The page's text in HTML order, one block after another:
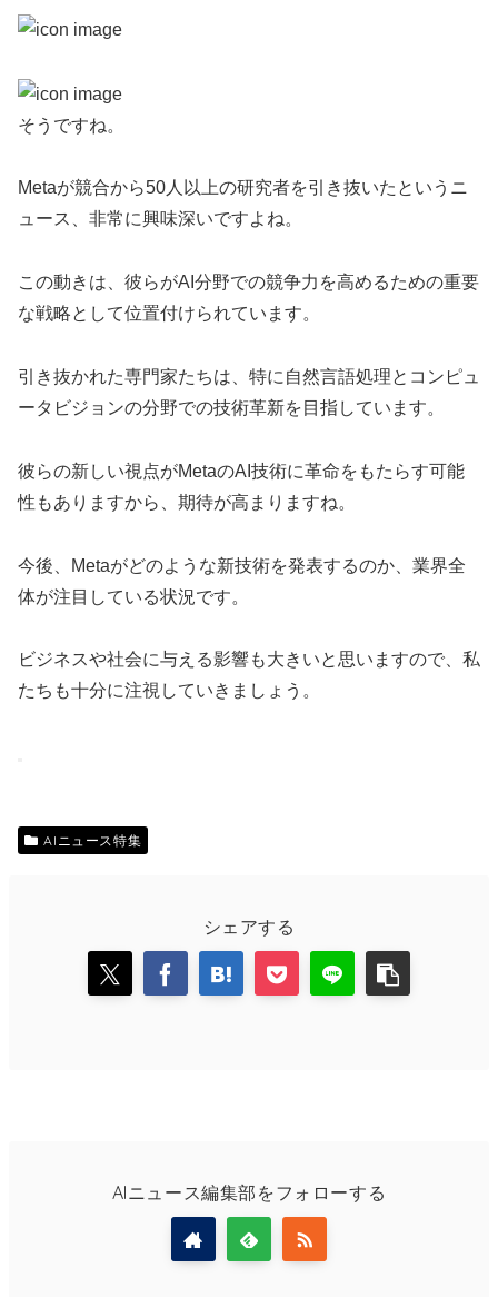
そうですね。
Metaが競合から50人以上の研究者を引き抜いたというニ
ュース、非常に興味深いですよね。
この動きは、彼らがAI分野での競争力を高めるための重要
な戦略として位置付けられています。
引き抜かれた専門家たちは、特に自然言語処理とコンピュ
ータビジョンの分野での技術革新を目指しています。
彼らの新しい視点がMetaのAI技術に革命をもたらす可能
性もありますから、期待が高まりますね。
今後、Metaがどのような新技術を発表するのか、業界全
体が注目している状況です。
ビジネスや社会に与える影響も大きいと思いますので、私
たちも十分に注視していきましょう。
AIニュース特集
シェアする
AIニュース編集部をフォローする